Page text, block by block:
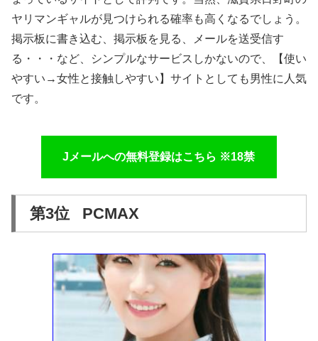
ヤリマンギャルが見つけられる確率も高くなるでしょう。
掲示板に書き込む、掲示板を見る、メールを送受信す
る・・・など、シンプルなサービスしかないので、【使い
やすい→女性と接触しやすい】サイトとしても男性に人気
です。
Jメールへの無料登録はこちら ※18禁
第3位 PCMAX